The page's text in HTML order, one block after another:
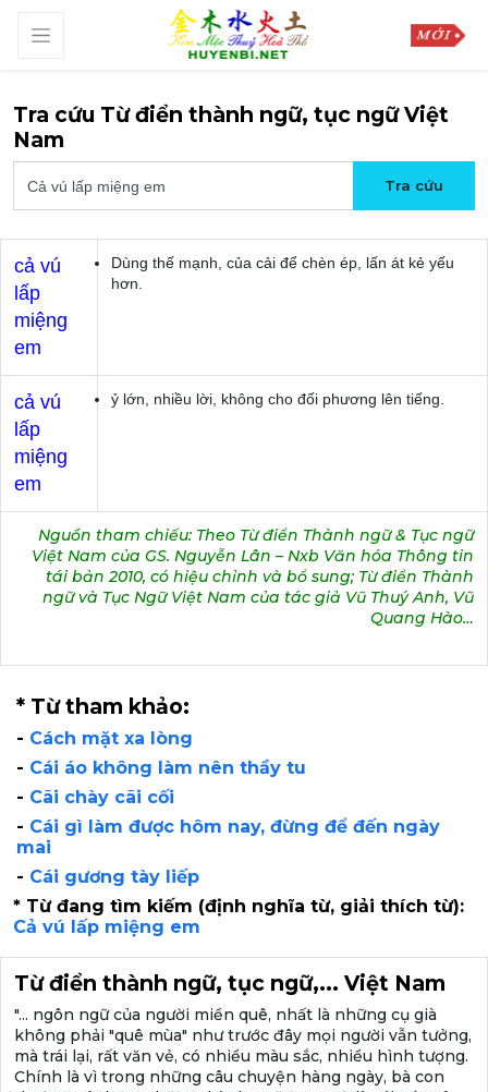
Tra cứu Từ điển thành ngữ, tục ngữ Việt
Nam
cả vú
lấp
miệng
em
Dùng thế mạnh, của cải để chèn ép, lấn át kẻ yếu
hơn.
cả vú
lấp
miệng
em
ỷ lớn, nhiều lời, không cho đối phương lên tiếng.
Nguồn tham chiếu: Theo Từ điển Thành ngữ & Tục ngữ
Việt Nam của GS. Nguyễn Lân – Nxb Văn hóa Thông tin
tái bản 2010, có hiệu chỉnh và bổ sung; Từ điển Thành
ngữ và Tục Ngữ Việt Nam của tác giả Vũ Thuý Anh, Vũ
Quang Hào…
* Từ tham khảo:
- Cách mặt xa lòng
- Cái áo không làm nên thầy tu
- Cãi chày cãi cối
- Cái gì làm được hôm nay, đừng để đến ngày
mai
- Cái gương tày liếp
* Từ đang tìm kiếm (định nghĩa từ, giải thích từ):
Cả vú lấp miệng em
Từ điển thành ngữ, tục ngữ,... Việt Nam
"... ngôn ngữ của người miền quê, nhất là những cụ già
không phải "quê mùa" như trước đây mọi người vẫn tưởng,
mà trái lại, rất văn vẻ, có nhiều màu sắc, nhiều hình tượng.
Chính là vì trong những câu chuyện hàng ngày, bà con